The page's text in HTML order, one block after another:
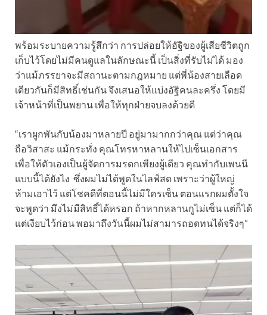
พร้อมระบายความรู้สึกว่า การปล่อยให้อัฐิของผู้เสียชีวิตถูก
เก็บไว้โดยไม่มีคนดูแลในลักษณะนี้ เป็นสิ่งที่รับไม่ได้ มอง
ว่าแม้ภรรยาจะมีสถานะตามกฎหมาย แต่พี่น้องสายเลือด
เดียวกันก็มีสิทธิ์เช่นกัน จึงเสนอให้แบ่งอัฐิคนละครึ่ง โดยมี
เจ้าหน้าที่เป็นพยาน เพื่อให้ทุกฝ่ายจบลงด้วยดี
“เราผูกพันกับน้องมาหลายปี อยู่มามากกว่าคุณ แต่ว่าคุณ
ถือวิสาสะ แม้กระทั่ง คุณโทรหาหลานให้ไปเซ็นเอกสาร
เพื่อให้ตัวเองเป็นผู้จัดการมรดกเพียงผู้เดียว คุณทำกับเพนนี
แบบนี้ได้ยังไง ซึ่งผมไม่ได้พูดในไลฟ์สด เพราะว่าผู้ใหญ่
ห้ามเอาไว้ แต่โชคดีที่ตอนนี้ไม่มีใครเซ็น ตอนแรกผมตั้งใจ
จะพูดว่า มึงไม่มีสิทธิ์ได้หรอก ถ้าหากหลานกูไม่เซ็น แต่ก็ได้
แต่เงียบไว้ก่อน พอมาถึงวันนี้ผมไม่สามารถอดทนได้จริงๆ”